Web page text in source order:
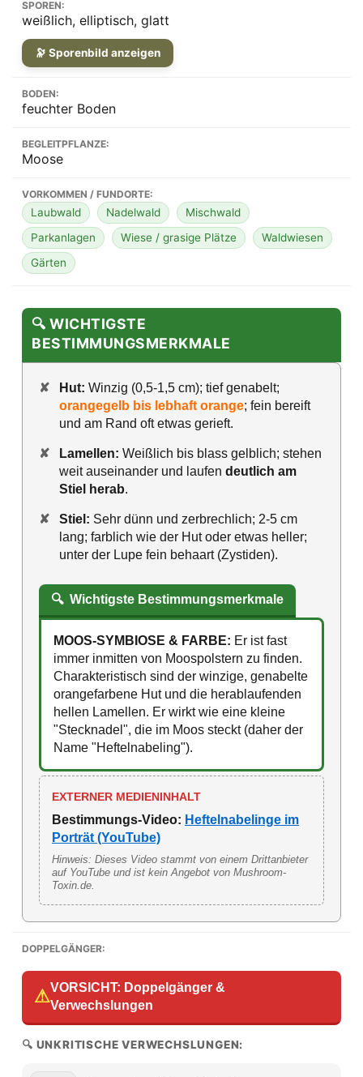
SPOREN:
weißlich, elliptisch, glatt
🔭 Sporenbild anzeigen
BODEN:
feuchter Boden
BEGLEITPFLANZE:
Moose
VORKOMMEN / FUNDORTE:
Laubwald Nadelwald
Mischwald
Parkanlagen
Wiese / grasige Plätze
Waldwiesen
Gärten
🔍 WICHTIGSTE
BESTIMMUNGSMERKMALE
✘ Hut: Winzig (0,5-1,5 cm); tief genabelt;
orangegelb bis lebhaft orange; fein bereift
und am Rand oft etwas gerieft.
✘ Lamellen: Weißlich bis blass gelblich; stehen
weit auseinander und laufen deutlich am
Stiel herab.
✘ Stiel: Sehr dünn und zerbrechlich; 2-5 cm
lang; farblich wie der Hut oder etwas heller;
unter der Lupe fein behaart (Zystiden).
🔍 Wichtigste Bestimmungsmerkmale
MOOS-SYMBIOSE & FARBE: Er ist fast
immer inmitten von Moospolstern zu finden.
Charakteristisch sind der winzige, genabelte
orangefarbene Hut und die herablaufenden
hellen Lamellen. Er wirkt wie eine kleine
"Stecknadel", die im Moos steckt (daher der
Name "Heftelnabeling").
EXTERNER MEDIENINHALT
Bestimmungs-Video: Heftelnabelinge im
Porträt (YouTube)
Hinweis: Dieses Video stammt von einem Drittanbieter
auf YouTube und ist kein Angebot von Mushroom-
Toxin.de.
DOPPELGÄNGER:
⚠VORSICHT: Doppelgänger &
Verwechslungen
🔍 UNKRITISCHE VERWECHSLUNGEN: